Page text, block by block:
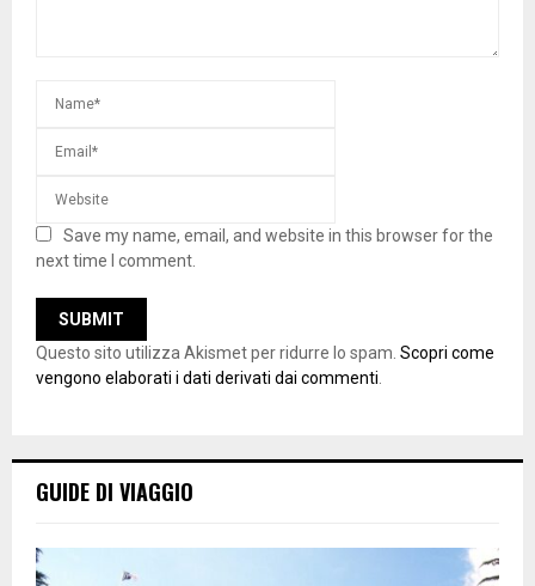
Save my name, email, and website in this browser for the
next time I comment.
Questo sito utilizza Akismet per ridurre lo spam. Scopri come
vengono elaborati i dati derivati dai commenti.
GUIDE DI VIAGGIO